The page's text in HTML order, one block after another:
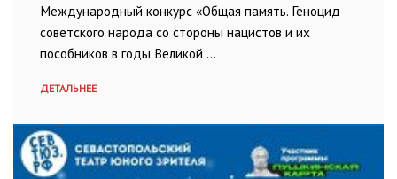
Международный конкурс «Общая память. Геноцид
советского народа со стороны нацистов и их
пособников в годы Великой …
ДЕТАЛЬНЕЕ